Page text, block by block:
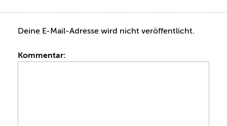
Deine E-Mail-Adresse wird nicht veröffentlicht.
Kommentar: